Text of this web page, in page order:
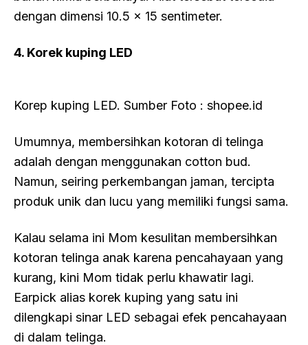
dengan dimensi 10.5 x 15 sentimeter.
4. Korek kuping LED
Korep kuping LED. Sumber Foto : shopee.id
Umumnya, membersihkan kotoran di telinga
adalah dengan menggunakan cotton bud.
Namun, seiring perkembangan jaman, tercipta
produk unik dan lucu yang memiliki fungsi sama.
Kalau selama ini Mom kesulitan membersihkan
kotoran telinga anak karena pencahayaan yang
kurang, kini Mom tidak perlu khawatir lagi.
Earpick alias korek kuping yang satu ini
dilengkapi sinar LED sebagai efek pencahayaan
di dalam telinga.